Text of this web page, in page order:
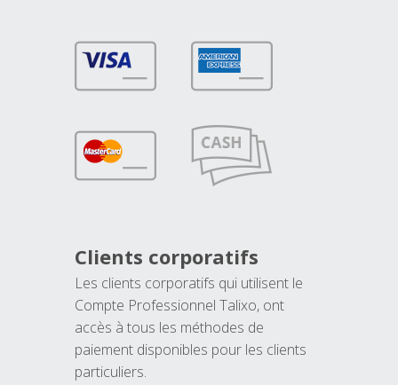
Clients corporatifs
Les clients corporatifs qui utilisent le
Compte Professionnel Talixo, ont
accès à tous les méthodes de
paiement disponibles pour les clients
particuliers.